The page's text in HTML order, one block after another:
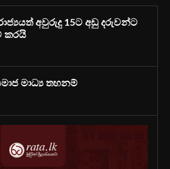
අවුරුදු 15ට අඩු දරුවන්ට
කරයි
මාධ්‍ය තහනම්